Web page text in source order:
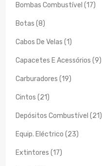
Bombas Combustível (17)
Botas (8)
Cabos De Velas (1)
Capacetes E Acessórios (9)
Carburadores (19)
Cintos (21)
Depósitos Combustível (21)
Equip. Eléctrico (23)
Extintores (17)